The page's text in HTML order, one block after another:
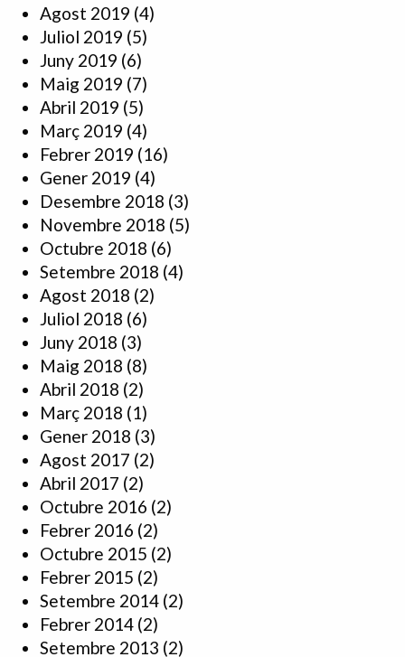
Agost 2019 (4)
Juliol 2019 (5)
Juny 2019 (6)
Maig 2019 (7)
Abril 2019 (5)
Març 2019 (4)
Febrer 2019 (16)
Gener 2019 (4)
Desembre 2018 (3)
Novembre 2018 (5)
Octubre 2018 (6)
Setembre 2018 (4)
Agost 2018 (2)
Juliol 2018 (6)
Juny 2018 (3)
Maig 2018 (8)
Abril 2018 (2)
Març 2018 (1)
Gener 2018 (3)
Agost 2017 (2)
Abril 2017 (2)
Octubre 2016 (2)
Febrer 2016 (2)
Octubre 2015 (2)
Febrer 2015 (2)
Setembre 2014 (2)
Febrer 2014 (2)
Setembre 2013 (2)